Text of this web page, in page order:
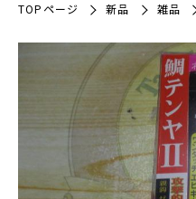
TOPページ 新品 雑品